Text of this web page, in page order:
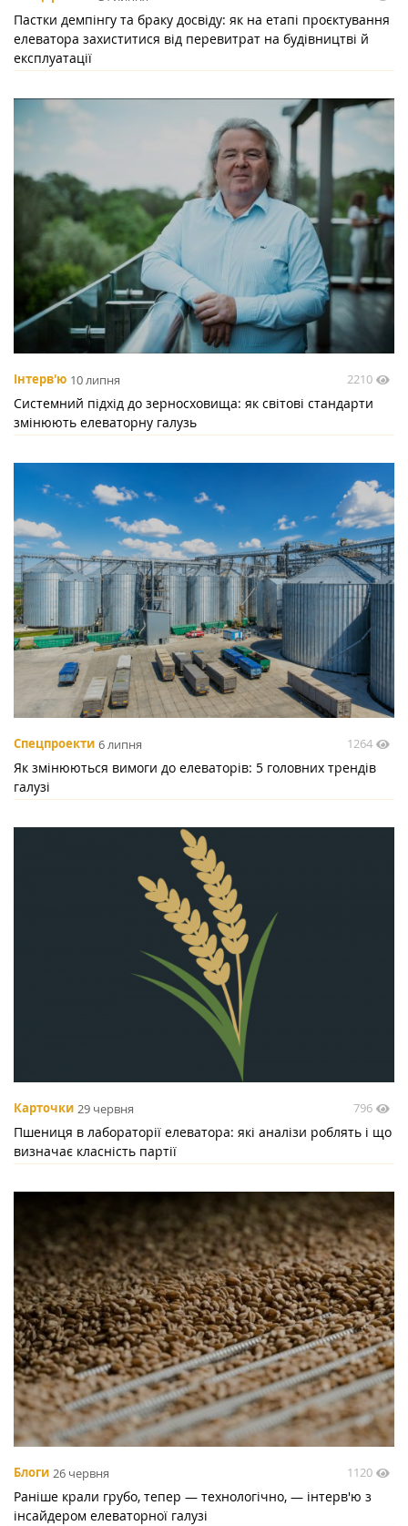
Пастки демпінгу та браку досвіду: як на етапі проєктування
елеватора захиститися від перевитрат на будівництві й
експлуатації
Інтерв'ю 10 липня 2210
Системний підхід до зерносховища: як світові стандарти
змінюють елеваторну галузь
Спецпроекти 6 липня 1264
Як змінюються вимоги до елеваторів: 5 головних трендів
галузі
Карточки 29 червня 796
Пшениця в лабораторії елеватора: які аналізи роблять і що
визначає класність партії
Блоги 26 червня 1120
Раніше крали грубо, тепер — технологічно, — інтерв'ю з
інсайдером елеваторної галузі